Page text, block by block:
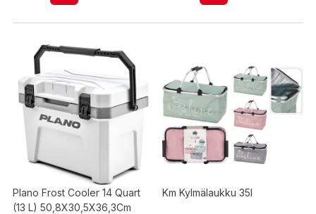
Plano Frost Cooler 14 Quart
(13 L) 50,8X30,5X36,3Cm
Km Kylmälaukku 35l